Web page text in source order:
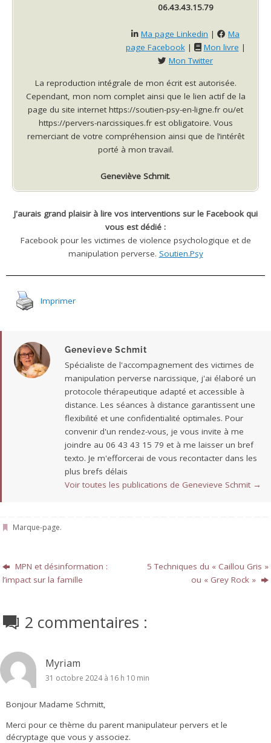
06.43.43.15.79
Ma page Linkedin |
Ma
page Facebook| Mon livre |
Mon Twitter
La reproduction intégrale de mon écrit est autorisée.
Cependant, mon nom complet ainsi que le lien actif de la
page du site internet https://soutien-psy-en-ligne.fr ou/et
https://pervers-narcissiques.fr est obligatoire. Vous
remerciant de votre compréhension ainsi que de l’intérêt
porté à mon travail.
Geneviève Schmit.
J'aurais grand plaisir à lire vos interventions sur le Facebook qui
vous est dédié :
Facebook pour les victimes de violence psychologique et de
manipulation perverse. Soutien.Psy
Imprimer
Genevieve Schmit
Spécialiste de l'accompagnement des victimes de
manipulation perverse narcissique, j'ai élaboré un
protocole thérapeutique adapté et accessible à
distance. Les séances à distance garantissent une
flexibilité et une confidentialité optimales. Pour
convenir d'un rendez-vous, je vous invite à me
joindre au 06 43 43 15 79 et à me laisser un bref
texto. Je m'efforcerai de vous recontacter dans les
plus brefs délais
Voir toutes les publications de Genevieve Schmit →
Marque-page.
MPN et désinformation :
l’impact sur la famille
5 Techniques du « Caillou Gris »
ou « Grey Rock »
2 commentaires :
Myriam
31 octobre 2024 à 16 h 10 min
Bonjour Madame Schmitt,
Merci pour ce thème du parent manipulateur pervers et le
décryptage que vous y associez.